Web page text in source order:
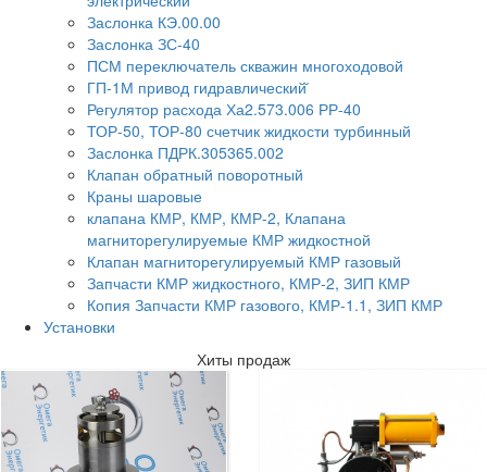
Заслонка КЭ.00.00
Заслонка ЗС-40
ПСМ переключатель скважин многоходовой
ГП-1М привод гидравлический̆
Регулятор расхода Ха2.573.006 РР-40
ТОР-50, ТОР-80 счетчик жидкости турбинный
Заслонка ПДРК.305365.002
Клапан обратный поворотный
Краны шаровые
клапана КМР, КМР, КМР-2, Клапана
магниторегулируемые КМР жидкостной
Клапан магниторегулируемый КМР газовый
Запчасти КМР жидкостного, КМР-2, ЗИП КМР
Копия Запчасти КМР газового, КМР-1.1, ЗИП КМР
Установки
Хиты продаж